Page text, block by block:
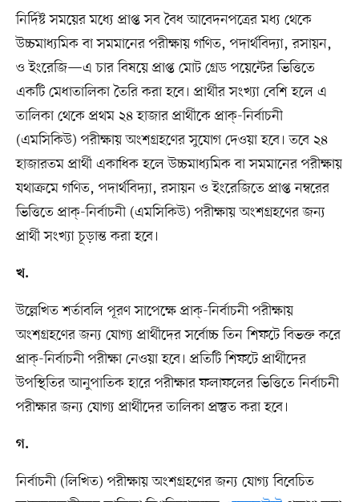
নির্দিষ্ট সময়ের মধ্যে প্রাপ্ত সব বৈধ আবেদনপত্রের মধ্য থেকে
উচ্চমাধ্যমিক বা সমমানের পরীক্ষায় গণিত, পদার্থবিদ্যা, রসায়ন,
ও ইংরেজি—এ চার বিষয়ে প্রাপ্ত মোট গ্রেড পয়েন্টের ভিত্তিতে
একটি মেধাতালিকা তৈরি করা হবে। প্রার্থীর সংখ্যা বেশি হলে এ
তালিকা থেকে প্রথম ২৪ হাজার প্রার্থীকে প্রাক্‌-নির্বাচনী
(এমসিকিউ) পরীক্ষায় অংশগ্রহণের সুযোগ দেওয়া হবে। তবে ২৪
হাজারতম প্রার্থী একাধিক হলে উচ্চমাধ্যমিক বা সমমানের পরীক্ষায়
যথাক্রমে গণিত, পদার্থবিদ্যা, রসায়ন ও ইংরেজিতে প্রাপ্ত নম্বরের
ভিত্তিতে প্রাক্‌-নির্বাচনী (এমসিকিউ) পরীক্ষায় অংশগ্রহণের জন্য
প্রার্থী সংখ্যা চূড়ান্ত করা হবে।
খ.
উল্লেখিত শর্তাবলি পূরণ সাপেক্ষে প্রাক্‌-নির্বাচনী পরীক্ষায়
অংশগ্রহণের জন্য যোগ্য প্রার্থীদের সর্বোচ্চ তিন শিফটে বিভক্ত করে
প্রাক্‌-নির্বাচনী পরীক্ষা নেওয়া হবে। প্রতিটি শিফটে প্রার্থীদের
উপস্থিতির আনুপাতিক হারে পরীক্ষার ফলাফলের ভিত্তিতে নির্বাচনী
পরীক্ষার জন্য যোগ্য প্রার্থীদের তালিকা প্রস্তুত করা হবে।
গ.
নির্বাচনী (লিখিত) পরীক্ষায় অংশগ্রহণের জন্য যোগ্য বিবেচিত